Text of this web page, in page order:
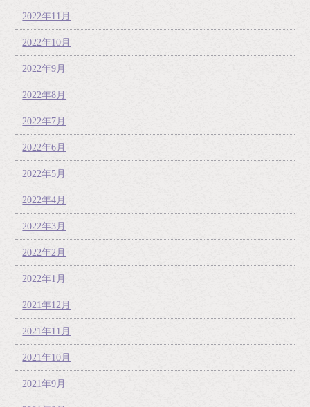
2022年11月
2022年10月
2022年9月
2022年8月
2022年7月
2022年6月
2022年5月
2022年4月
2022年3月
2022年2月
2022年1月
2021年12月
2021年11月
2021年10月
2021年9月